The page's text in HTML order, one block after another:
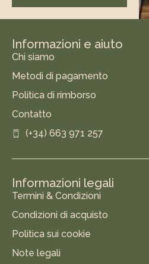
Informazioni e aiuto
Chi siamo
Metodi di pagamento
Politica di rimborso
Contatto
(+34) 663 971 257
Informazioni legali
Termini & Condizioni
Condizioni di acquisto
Politica sui cookie
Note legali